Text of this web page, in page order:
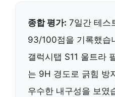
종합 평가: 7일간 테스
93/100점을 기록했습
갤럭시탭 S11 울트라
는 9H 경도 로 긁힘 방
우수한 내구성을 보였